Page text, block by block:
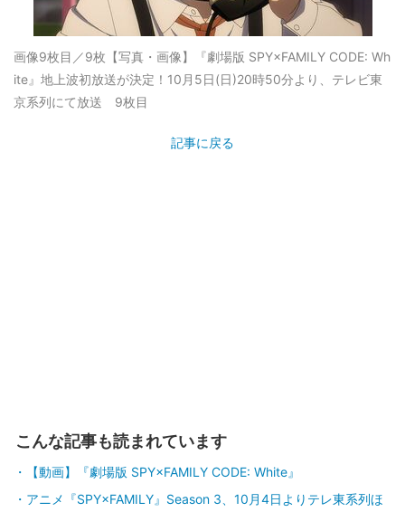
画像9枚目／9枚 【写真・画像】『劇場版 SPY×FAMILY CODE: Wh
ite』地上波初放送が決定！10月5日(日)20時50分より、テレビ東
京系列にて放送 9枚目
記事に戻る
こんな記事も読まれています
【動画】『劇場版 SPY×FAMILY CODE: White』
アニメ『SPY×FAMILY』Season 3、10月4日よりテレ東系列ほ